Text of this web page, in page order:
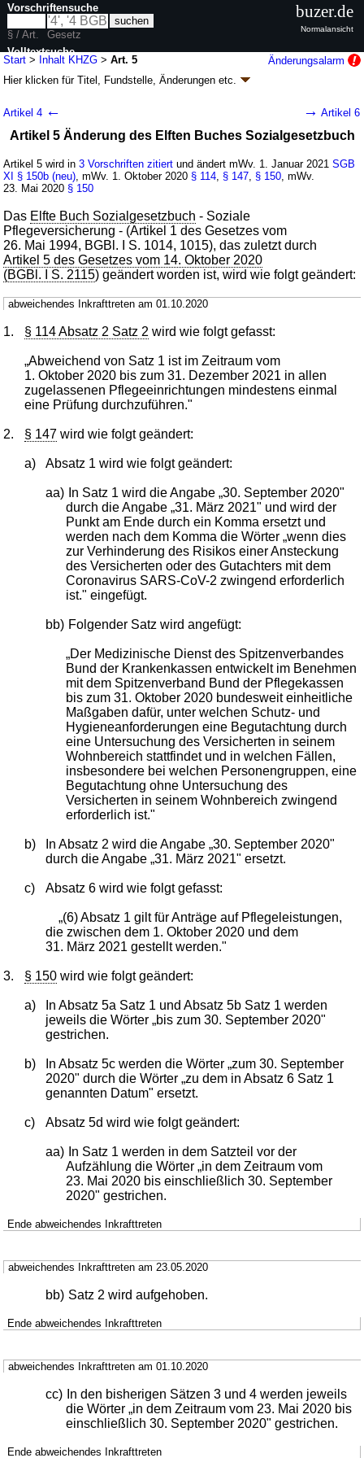
Start > Inhalt KHZG >Art. 5
Änderungsalarm
Hier klicken fürTitel, Fundstelle, Änderungen etc.
G. v. 23.10.2020
G. v. 16.09.2022BGBl. I S. 1454
15 Änderungen
| Drucksachen / Entwurf / Begründung |
wird in 16 Vorschriften zitiert
Artikel 4 ← → Artikel 6
Artikel 5 Änderung des Elften Buches Sozialgesetzbuch
Artikel 5 wird in3 Vorschriften zitiert und ändert mWv. 1. Januar 2021SGB
XI § 150b (neu) , mWv. 1. Oktober 2020 § 114 § 147 § 150 , mWv.
23. Mai 2020 § 150
Das Elfte Buch Sozialgesetzbuch - Soziale
Pflegeversicherung - (Artikel 1 des Gesetzes vom
26. Mai 1994, BGBl. I S. 1014, 1015), das zuletzt durch
Artikel 5 des Gesetzes vom 14. Oktober 2020
(BGBl. I S. 2115) geändert worden ist, wird wie folgt geändert:
abweichendes Inkrafttreten am 01.10.2020
1. § 114 Absatz 2 Satz 2 wird wie folgt gefasst:
„Abweichend von Satz 1 ist im Zeitraum vom
1. Oktober 2020 bis zum 31. Dezember 2021 in allen
zugelassenen Pflegeeinrichtungen mindestens einmal
eine Prüfung durchzuführen."
2. § 147 wird wie folgt geändert:
a) Absatz 1 wird wie folgt geändert:
aa)
In Satz 1 wird die Angabe „30. September 2020"
durch die Angabe „31. März 2021" und wird der
Punkt am Ende durch ein Komma ersetzt und
werden nach dem Komma die Wörter „wenn dies
zur Verhinderung des Risikos einer Ansteckung
des Versicherten oder des Gutachters mit dem
Coronavirus SARS-CoV-2 zwingend erforderlich
ist." eingefügt.
bb) Folgender Satz wird angefügt:
„Der Medizinische Dienst des Spitzenverbandes
Bund der Krankenkassen entwickelt im Benehmen
mit dem Spitzenverband Bund der Pflegekassen
bis zum 31. Oktober 2020 bundesweit einheitliche
Maßgaben dafür, unter welchen Schutz- und
Hygieneanforderungen eine Begutachtung durch
eine Untersuchung des Versicherten in seinem
Wohnbereich stattfindet und in welchen Fällen,
insbesondere bei welchen Personengruppen, eine
Begutachtung ohne Untersuchung des
Versicherten in seinem Wohnbereich zwingend
erforderlich ist."
b)
In Absatz 2 wird die Angabe „30. September 2020"
durch die Angabe „31. März 2021" ersetzt.
c) Absatz 6 wird wie folgt gefasst:
„(6) Absatz 1 gilt für Anträge auf Pflegeleistungen,
die zwischen dem 1. Oktober 2020 und dem
31. März 2021 gestellt werden."
3. § 150 wird wie folgt geändert:
a)
In Absatz 5a Satz 1 und Absatz 5b Satz 1 werden
jeweils die Wörter „bis zum 30. September 2020"
gestrichen.
b)
In Absatz 5c werden die Wörter „zum 30. September
2020" durch die Wörter „zu dem in Absatz 6 Satz 1
genannten Datum" ersetzt.
c) Absatz 5d wird wie folgt geändert:
aa)
In Satz 1 werden in dem Satzteil vor der
Aufzählung die Wörter „in dem Zeitraum vom
23. Mai 2020 bis einschließlich 30. September
2020" gestrichen.
Ende abweichendes Inkrafttreten
abweichendes Inkrafttreten am 23.05.2020
bb) Satz 2 wird aufgehoben.
Ende abweichendes Inkrafttreten
abweichendes Inkrafttreten am 01.10.2020
cc)
In den bisherigen Sätzen 3 und 4 werden jeweils
die Wörter „in dem Zeitraum vom 23. Mai 2020 bis
einschließlich 30. September 2020" gestrichen.
Ende abweichendes Inkrafttreten
Vorschriftensuche
§ / Art.
Gesetz
Volltextsuche
nur in KHZG
buzer.de
Normalansicht